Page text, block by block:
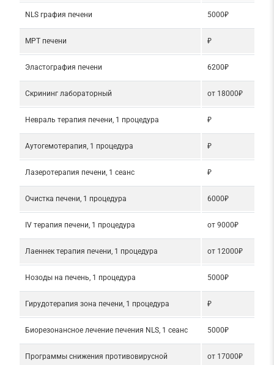
NLS графия печени 5000₽
МРТ печени ₽
Эластография печени 6200₽
Скрининг лабораторный от 18000₽
Невраль терапия печени, 1 процедура ₽
Аутогемотерапия, 1 процедура ₽
Лазеротерапия печени, 1 сеанс ₽
Очистка печени, 1 процедура 6000₽
IV терапия печени, 1 процедура от 9000₽
Лаеннек терапия печени, 1 процедура от 12000₽
Нозоды на печень, 1 процедура 5000₽
Гирудотерапия зона печени, 1 процедура ₽
Биорезонансное лечение печения NLS, 1 сеанс 5000₽
Программы снижения противовирусной
от 17000₽